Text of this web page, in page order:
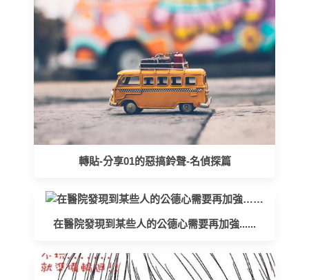
轉貼-分享01的惡搞鈴聲-名偵探篇
在醫院發現到某些人的公德心需要再加強......